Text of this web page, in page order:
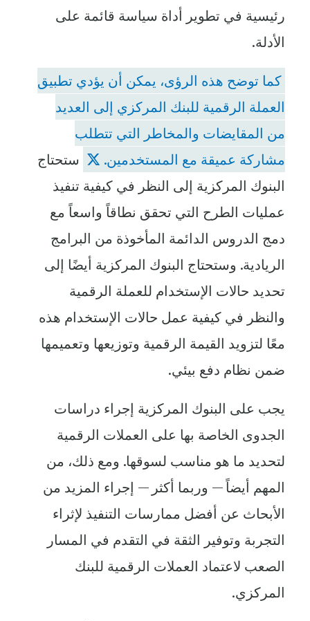
رئيسية في تطوير أداة سياسة قائمة على
الأدلة.
كما توضح هذه الرؤى، يمكن أن يؤدي تطبيق
العملة الرقمية للبنك المركزي إلى العديد
من المقايضات والمخاطر التي تتطلب
مشاركة عميقة مع المستخدمين.
ستحتاج
البنوك المركزية إلى النظر في كيفية تنفيذ
عمليات الطرح التي تحقق نطاقاً واسعاً مع
دمج الدروس الدائمة المأخوذة من البرامج
الريادية. وستحتاج البنوك المركزية أيضًا إلى
تحديد حالات الإستخدام للعملة الرقمية
والنظر في كيفية عمل حالات الإستخدام هذه
معًا لتزويد القيمة الرقمية وتوزيعها وتعميمها
ضمن نظام دفع بيئي.
يجب على البنوك المركزية إجراء دراسات
الجدوى الخاصة بها على العملات الرقمية
لتحديد ما هو مناسب لسوقها. ومع ذلك، من
المهم أيضاً — وربما أكثر — إجراء المزيد من
الأبحاث عن أفضل ممارسات التنفيذ لإثراء
التجربة وتوفير الثقة في التقدم في المسار
الصعب لاعتماد العملات الرقمية للبنك
المركزي.